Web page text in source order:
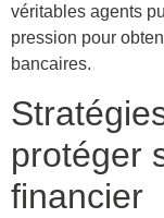
véritables agents
pression pour
bancaires.
protéger
financier